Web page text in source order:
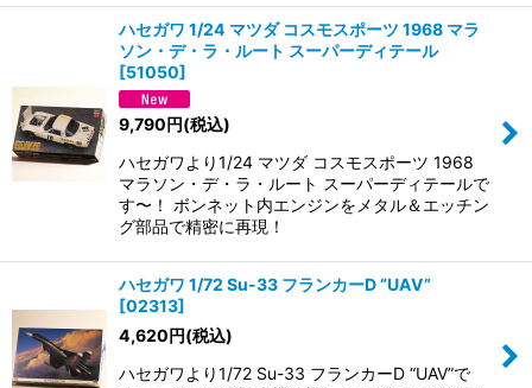
ハセガワ 1/24 マツダ コスモスポーツ 1968 マラ
ソン・デ・ラ・ルート スーパーディテール
[51050]
9,790円(税込)
ハセガワより1/24 マツダ コスモスポーツ 1968
マラソン・デ・ラ・ルート スーパーディテールで
す〜！ ボンネット内エンジンをメタル＆エッチン
グ部品で精密に再現！
ハセガワ 1/72 Su-33 フランカーD “UAV”
[02313]
4,620円(税込)
ハセガワより1/72 Su-33 フランカーD “UAV”で